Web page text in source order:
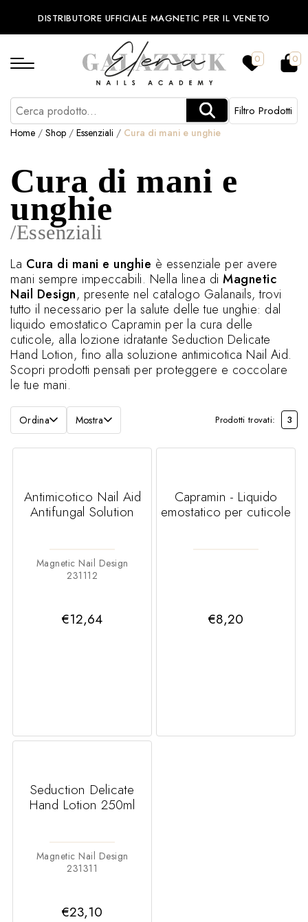
DISTRIBUTORE UFFICIALE MAGNETIC PER IL VENETO
0 0
Filtro Prodotti
Home / Shop / Essenziali / Cura di mani e unghie
Cura di mani e
unghie
/Essenziali
La Cura di mani e unghie è essenziale per avere
mani sempre impeccabili. Nella linea di Magnetic
Nail Design, presente nel catalogo Galanails, trovi
tutto il necessario per la salute delle tue unghie: dal
liquido emostatico Capramin per la cura delle
cuticole, alla lozione idratante Seduction Delicate
Hand Lotion, fino alla soluzione antimicotica Nail Aid.
Scopri prodotti pensati per proteggere e coccolare
le tue mani.
Ordina Mostra Prodotti trovati: 3
Antimicotico Nail Aid
Antifungal Solution
Magnetic Nail Design
231112
€12,64
Capramin - Liquido
emostatico per cuticole
€8,20
Seduction Delicate
Hand Lotion 250ml
Magnetic Nail Design
231311
€23,10